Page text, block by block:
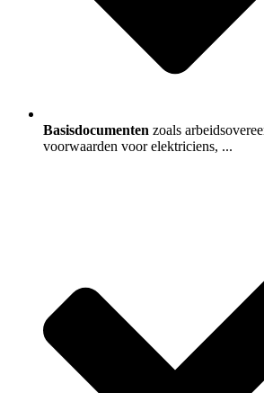
Basisdocumenten zoals
voorwaarden voor elektriciens, ...